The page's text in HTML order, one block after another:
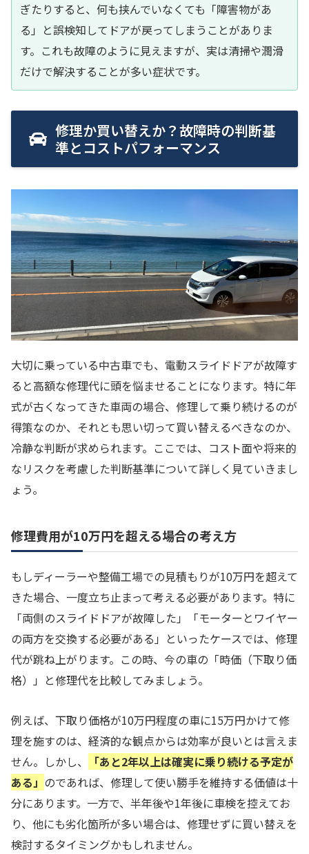
ぎたりすると、何も挟んでいなくても「障害物があ
る」と誤検知してドアが戻ってしまうことがありま
す。これも故障のように見えますが、実は清掃や潤滑
だけで解決することが多い症状です。
修理か買い替えか？故障時の判断基
準とコストパフォーマンス
大切に乗っている中古車でも、電動スライドドアが故障す
ると高額な修理代に頭を悩ませることになります。特に年
式が古くなってきた車両の場合、修理して乗り続けるのが
得策なのか、それとも思い切って買い替えるべきなのか、
冷静な判断が求められます。ここでは、コスト面や将来的
なリスクを考慮した判断基準について詳しく見ていきまし
ょう。
修理費用が10万円を超える場合の考え方
もしディーラーや整備工場での見積もりが10万円を超えて
きた場合、一度立ち止まって考える必要があります。特に
「両側のスライドドアが故障した」「モーターとワイヤー
の両方を交換する必要がある」といったケースでは、修理
代が跳ね上がります。この時、今の車の「時価（下取り価
格）」と修理代を比較してみましょう。
例えば、下取り価格が10万円程度の車に15万円かけて修
理を施すのは、経済的な観点からは効率が良いとは言えま
せん。しかし、
「あと2年以上は確実に乗り続ける予定が
ある」 のであれば、修理して使い勝手を維持する価値は十
分にあります。一方で、半年後や1年後に車検を控えてお
り、他にも劣化箇所が多い場合は、修理せずに買い替えを
検討するタイミングかもしれません。